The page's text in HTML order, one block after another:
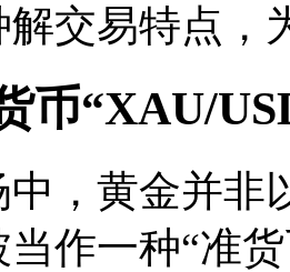
交易特点，
币“XAU/
，黄金并非
作一种“准